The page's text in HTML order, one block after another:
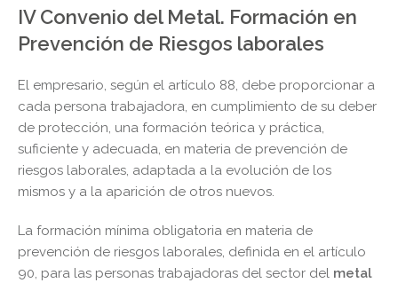
IV Convenio del Metal. Formación en
Prevención de Riesgos laborales
El empresario, según el artículo 88, debe proporcionar a
cada persona trabajadora, en cumplimiento de su deber
de protección, una formación teórica y práctica,
suficiente y adecuada, en materia de prevención de
riesgos laborales, adaptada a la evolución de los
mismos y a la aparición de otros nuevos.
La formación mínima obligatoria en materia de
prevención de riesgos laborales, definida en el artículo
90, para las personas trabajadoras del sector del metal